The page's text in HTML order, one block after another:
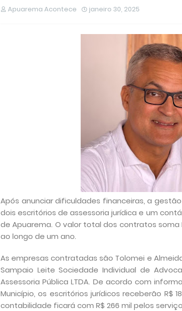
Apuarema Acontece janeiro 30, 2025
Após anunciar dificuldades financeiras, a
dois escritórios de assessoria jurídica e um
de Apuarema. O valor total dos contratos soma
ao longo de um ano.
As empresas contratadas são Tolomei e
Sampaio Leite Sociedade Individual de
Assessoria Pública LTDA. De acordo com
Município, os escritórios jurídicos receberão R$
contabilidade ficará com R$ 266 mil pelos